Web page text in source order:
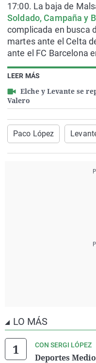
LEER MÁS
Elche y Levante se
Valero
17:00. La baja de
Soldado, Campaña y
complicada en busca
martes ante el Celta
ante el FC Barcelona
Paco López
LO MÁS
CON SERGI LÓPEZ
Deportes